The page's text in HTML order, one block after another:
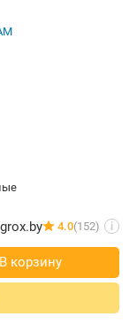
4.0(152) i
В корзину